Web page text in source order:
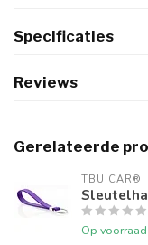
Specificaties
Reviews
Gerelateerde
TBU CAR®
Op voorraad